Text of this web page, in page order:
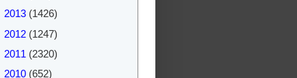
2013 (1426)
2012 (1247)
2011 (2320)
2010 (652)